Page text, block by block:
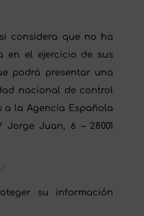
considera que no ha
en el ejercicio de sus
podrá presentar una
nacional de control
a la Agencia Española
Juan, 6 – 28001
su información